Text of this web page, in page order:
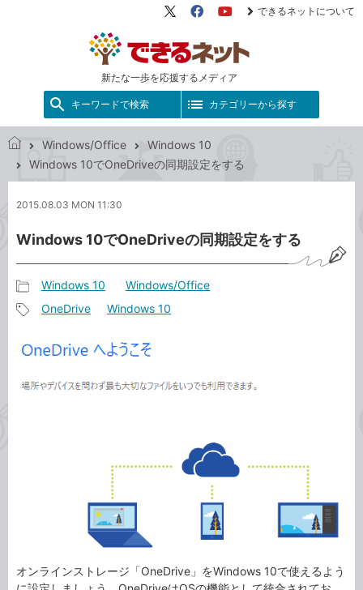
新たな一歩を応援するメディア
X（旧
FacebookYouTube
できるネットについて
キーワードで検索 カテゴリーから探す
で
ネ
ト
Windows/Office
Windows 10
Windows 10でOneDriveの同期設定をする
2015.08.03 MON 11:30
Windows 10でOneDriveの同期設定をする
事
テ
Windows 10 Windows/Office
事
グ
OneDrive Windows 10
オンラインストレージ「OneDrive」をWindows 10で使えるよう